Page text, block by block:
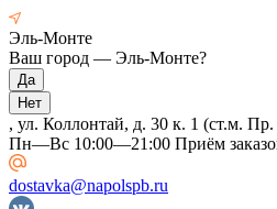
Эль-Монте
Ваш город — Эль-Монте?
, ул. Коллонтай, д. 30 к. 1 (ст.м.
Пн—Вс 10:00—21:00 Приём
dostavka@napolspb.ru